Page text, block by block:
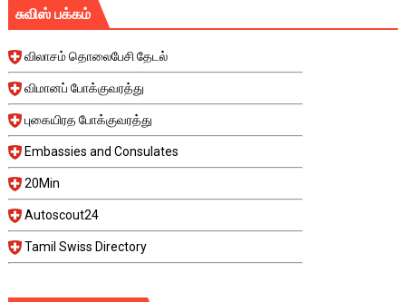
சுவிஸ் பக்கம்
விலாசம் தொலைபேசி தேடல்
விமானப் போக்குவரத்து
புகையிரத போக்குவரத்து
Embassies and Consulates
20Min
Autoscout24
Tamil Swiss Directory